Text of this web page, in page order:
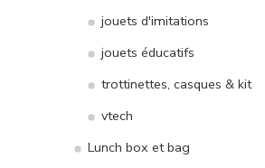
jouets d'imitations
jouets éducatifs
trottinettes, casques & kit
vtech
Lunch box et bag